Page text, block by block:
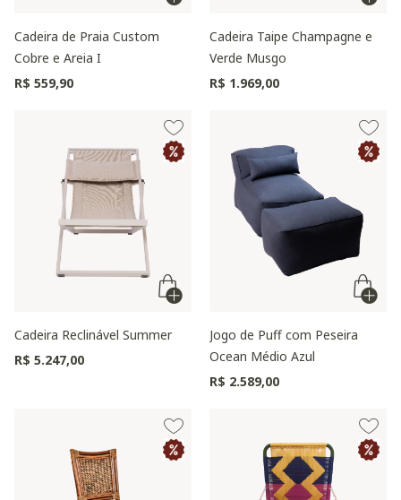
Cadeira de Praia Custom
Cobre e Areia I
R$ 559,90
Cadeira Taipe Champagne e
Verde Musgo
R$ 1.969,00
Cadeira Reclinável Summer
R$ 5.247,00
Jogo de Puff com Peseira
Ocean Médio Azul
R$ 2.589,00